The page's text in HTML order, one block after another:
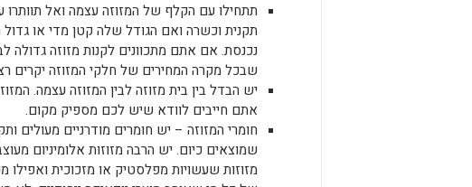
תתחילו עם הקלף של המזוזה עצמה ואל תוותרו
תקנית וכשרה ואם הגודל שלה קטן מדי או
נכנסת. אם אתם מתכוונים לקנות מזוזה גדולה
שבכל מקרה המחירים של חלקי המזוזה יקרים
יש הבדל בין בית מזוזה לבין המזוזה עצמה.
אתם חייבים לוודא שיש לכם מספיק מקום.
חומרי המזוזה – יש חומרים מודרניים
שמוצאים כיום. יש הרבה מזוזות אלומיניום
מזוזות שעשויות מפלסטיק או מזכוכית